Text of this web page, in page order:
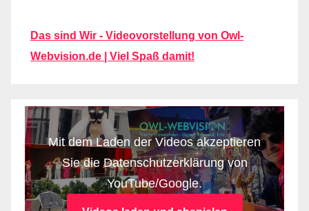
Das sind Wir - Videovorstellung von Owl-
Webvision.de | Viel Spaß damit!
Mit dem Laden der Videos akzeptieren
Sie die Datenschutzerklärung von
YouTube/Google.